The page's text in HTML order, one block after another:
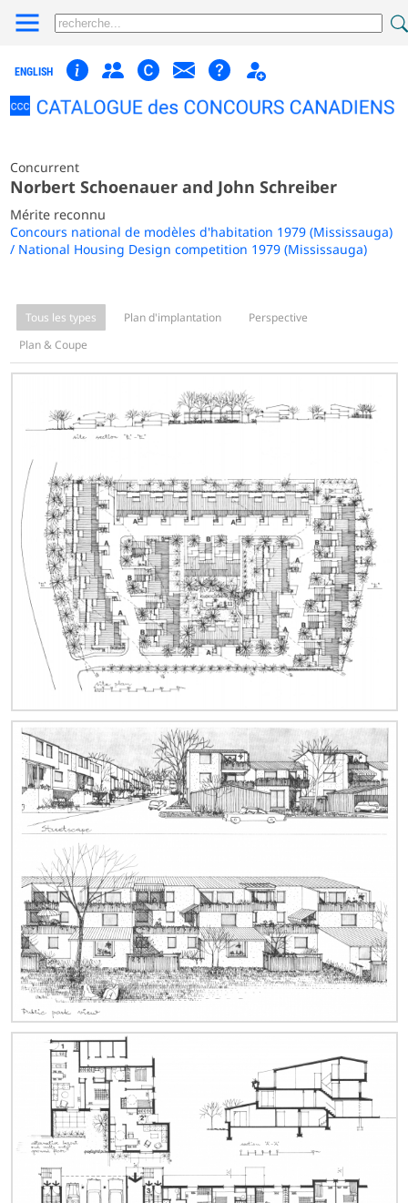
ENGLISH
Concurrent
Norbert Schoenauer and John Schreiber
Mérite reconnu
Concours national de modèles d'habitation 1979 (Mississauga)
/ National Housing Design competition 1979 (Mississauga)
Tous les types Plan d'implantation
Perspective
Plan & Coupe